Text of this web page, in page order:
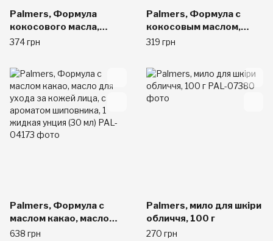
Palmers, Формула
кокосового масла,
молочко для волос, 250
374 грн
Palmers, Формула с
кокосовым маслом,
спрей для сильных
унции (150 мл)
319 грн
Palmers, Формула с
маслом какао, масло
для ухода за кожей
638 грн
Palmers, мило для шкіри
обличчя, 100 г
270 грн